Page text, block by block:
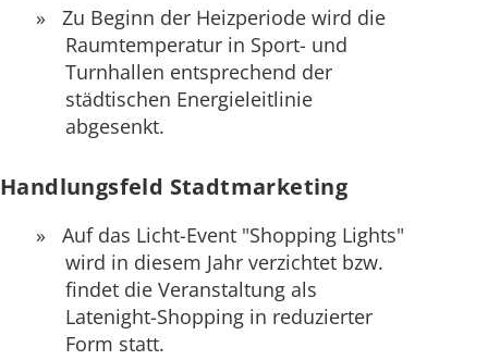
Zu Beginn der Heizperiode wird die
Raumtemperatur in Sport- und
Turnhallen entsprechend der
städtischen Energieleitlinie
abgesenkt.
Handlungsfeld Stadtmarketing
Auf das Licht-Event "Shopping Lights"
wird in diesem Jahr verzichtet bzw.
findet die Veranstaltung als
Latenight-Shopping in reduzierter
Form statt.